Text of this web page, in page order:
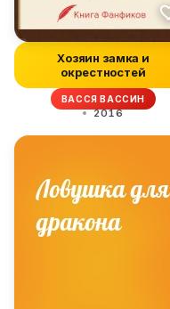
Хозяин замка и
окрестностей
ВАССЯ ВАССИН
2016